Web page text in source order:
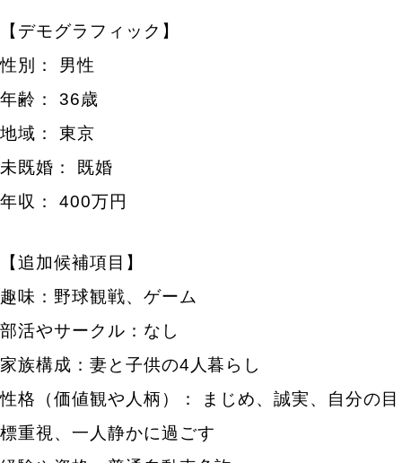
【デモグラフィック】
性別： 男性
年齢： 36歳
地域： 東京
未既婚： 既婚
年収： 400万円
【追加候補項目】
趣味：野球観戦、ゲーム
部活やサークル：なし
家族構成：妻と子供の4人暮らし
性格（価値観や人柄）： まじめ、誠実、自分の目
標重視、一人静かに過ごす